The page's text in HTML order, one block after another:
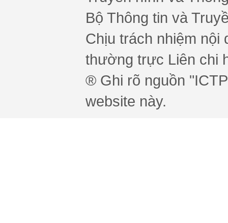
Bộ Thông tin và
Chịu trách nhiệm nội
thường trực Liên chi
® Ghi rõ nguồn
website này.